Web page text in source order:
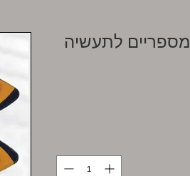
מספריים לתעשיה -KRETZER דגם